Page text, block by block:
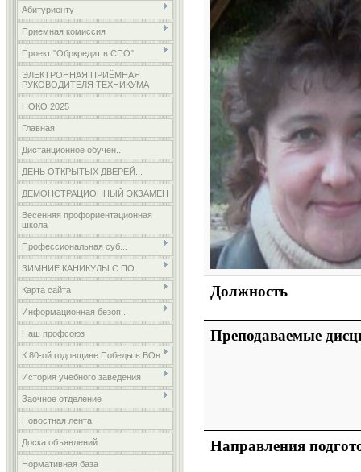
Абитуриенту
Приемная комиссия
Проект "Обркредит в СПО"
ЭЛЕКТРОННАЯ ПРИЁМНАЯ
РУКОВОДИТЕЛЯ ТЕХНИКУМА
НОКО 2025
Главная
Дистанционное обучен...
ДЕНЬ ОТКРЫТЫХ ДВЕРЕЙ...
ДЕМОНСТРАЦИОННЫЙ ЭКЗАМЕН
Весенняя профориентационная
школа
Профессиональная суб...
ЗИМНИЕ КАНИКУЛЫ С ПО...
Карта сайта
Информационная безоп...
Наш профсоюз
К 80-ой годовщине Победы в ВОв
История учебного заведения
Заочное отделение
Новостная лента
Доска объявлений
Нормативная база
Должность
Преподаваемые
Направления